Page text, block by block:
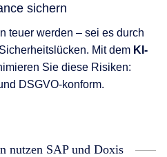
sichern
teuer werden – sei es durch
Mit dem KI-
Sie diese Risiken:
DSGVO-konform.
nutzen SAP und Doxis